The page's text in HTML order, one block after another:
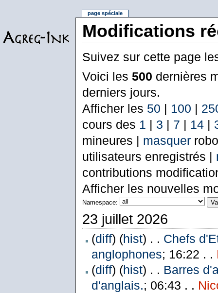
Modifications
Suivez sur cette page
Voici les 500 dernières
derniers jours.
Afficher les 50 | 100 |
cours des 1 | 3 | 7 | 14|
mineures | masquer
utilisateurs enregistrés |
contributions
Afficher les nouvelles
Namespace:
23 juillet 2026
(diff) (hist) . . Chefs
anglophones; 16:22 . .
(diff) (hist) . . Barres
d'anglais.; 06:43 . .
page spéciale